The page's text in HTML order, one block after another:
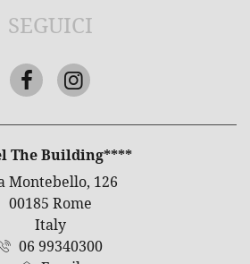
The Building****
Montebello, 126
00185 Rome
Italy
06 99340300
SEGUICI
FacebookInstagram